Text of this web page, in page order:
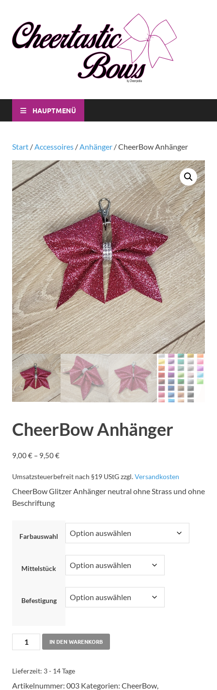
HAUPTMENÜ
Start /Accessoires /Anhänger / CheerBow Anhänger
CheerBow Anhänger
9,00€ – 9,50€
Umsatzsteuerbefreit nach §19 UStGzzgl.Versandkosten
CheerBow Glitzer Anhänger neutral ohne Strass und ohne
Beschriftung
Farbauswahl
Mittelstück
Befestigung
IN DEN WARENKORB
Lieferzeit: 3 - 14 Tage
Artikelnummer: 003 Kategorien: CheerBow,